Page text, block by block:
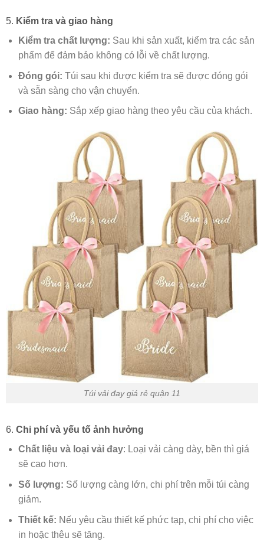
5. Kiểm tra và giao hàng
Kiểm tra chất lượng: Sau khi sản xuất, kiểm tra các sản
phẩm để đảm bảo không có lỗi về chất lượng.
Đóng gói: Túi sau khi được kiểm tra sẽ được đóng gói
và sẵn sàng cho vận chuyển.
Giao hàng: Sắp xếp giao hàng theo yêu cầu của khách.
Túi vải đay giá rẻ quận 11
6. Chi phí và yếu tố ảnh hưởng
Chất liệu và loại vải đay: Loại vải càng dày, bền thì giá
sẽ cao hơn.
Số lượng: Số lượng càng lớn, chi phí trên mỗi túi càng
giảm.
Thiết kế: Nếu yêu cầu thiết kế phức tạp, chi phí cho việc
in hoặc thêu sẽ tăng.